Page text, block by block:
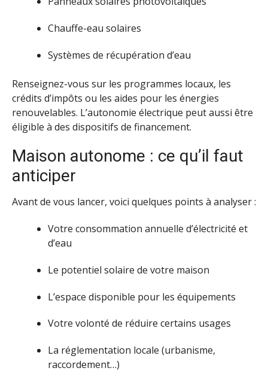
Chauffe-eau solaires
Systèmes de récupération d’eau
Renseignez-vous sur les programmes locaux, les
crédits d’impôts ou les aides pour les énergies
renouvelables. L’autonomie électrique peut aussi être
éligible à des dispositifs de financement.
Maison autonome : ce qu’il faut
anticiper
Avant de vous lancer, voici quelques points à analyser :
Votre consommation annuelle d’électricité et
d’eau
Le potentiel solaire de votre maison
L’espace disponible pour les équipements
Votre volonté de réduire certains usages
La réglementation locale (urbanisme,
raccordement…)